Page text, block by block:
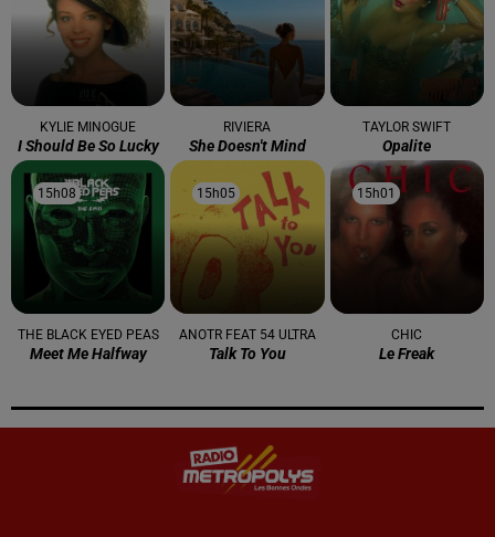
KYLIE MINOGUE
I Should Be So Lucky
RIVIERA
She Doesn't Mind
TAYLOR SWIFT
Opalite
15h08
15h08
THE BLACK EYED PEAS
Meet Me Halfway
15h05
15h05
ANOTR FEAT 54 ULTRA
Talk To You
15h01
15h01
CHIC
Le Freak